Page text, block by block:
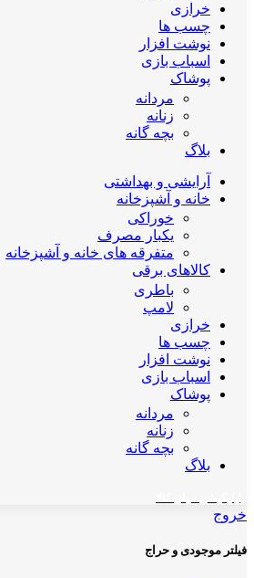
خرازی
چسب ها
نوشت افزار
اسباب بازی
پوشاک
مردانه
زنانه
بچه گانه
بلاگ
آرایشی و بهداشتی
خانه و آشپزخانه
خوراکی
یکبار مصرف
متفرقه های خانه و آشپزخانه
کالاهای برقی
باطری
لامپ
خرازی
چسب ها
نوشت افزار
اسباب بازی
پوشاک
مردانه
زنانه
بچه گانه
بلاگ
خروج
فیلتر موجودی و حراج